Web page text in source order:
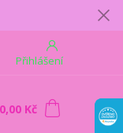
Přihlášení
0,00 Kč